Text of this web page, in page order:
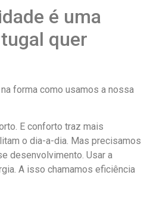
é uma
quer
forma como usamos a nossa
E conforto traz mais
o dia-a-dia. Mas precisamos
desenvolvimento. Usar a
A isso chamamos eficiência